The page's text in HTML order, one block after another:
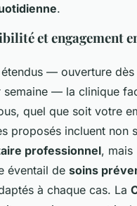
.
et engagement
— ouverture
semaine — la clinique
quel que soit votre
proposés incluent non
professionnel, mais
éventail de soins
à chaque cas. La